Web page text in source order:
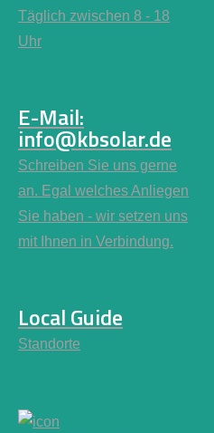
Täglich zwischen 8 - 18
Uhr
E-Mail:
info@kbsolar.de
Schreiben Sie uns gerne
an. Egal welches Anliegen
Sie haben - wir setzen uns
mit Ihnen in Verbindung.
Local Guide
Standorte